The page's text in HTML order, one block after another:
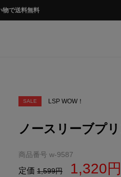
物で送料無料
SALE LSP WOW！
ノースリーブプ
商品番号 w-9587
定価 1,599 1,320